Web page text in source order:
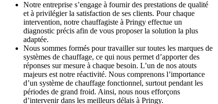
Notre entreprise s’engage à fournir des prestations de qualité
et à privilégier la satisfaction de ses clients. Pour chaque
intervention, notre chauffagiste à Pringy effectue un
diagnostic précis afin de vous proposer la solution la plus
adaptée.
Nous sommes formés pour travailler sur toutes les marques de
systèmes de chauffage, ce qui nous permet d’apporter des
réponses sur mesure à chaque besoin. L’un de nos atouts
majeurs est notre réactivité. Nous comprenons l’importance
d’un système de chauffage fonctionnel, surtout pendant les
périodes de grand froid. Ainsi, nous nous efforçons
d’intervenir dans les meilleurs délais à Pringy.